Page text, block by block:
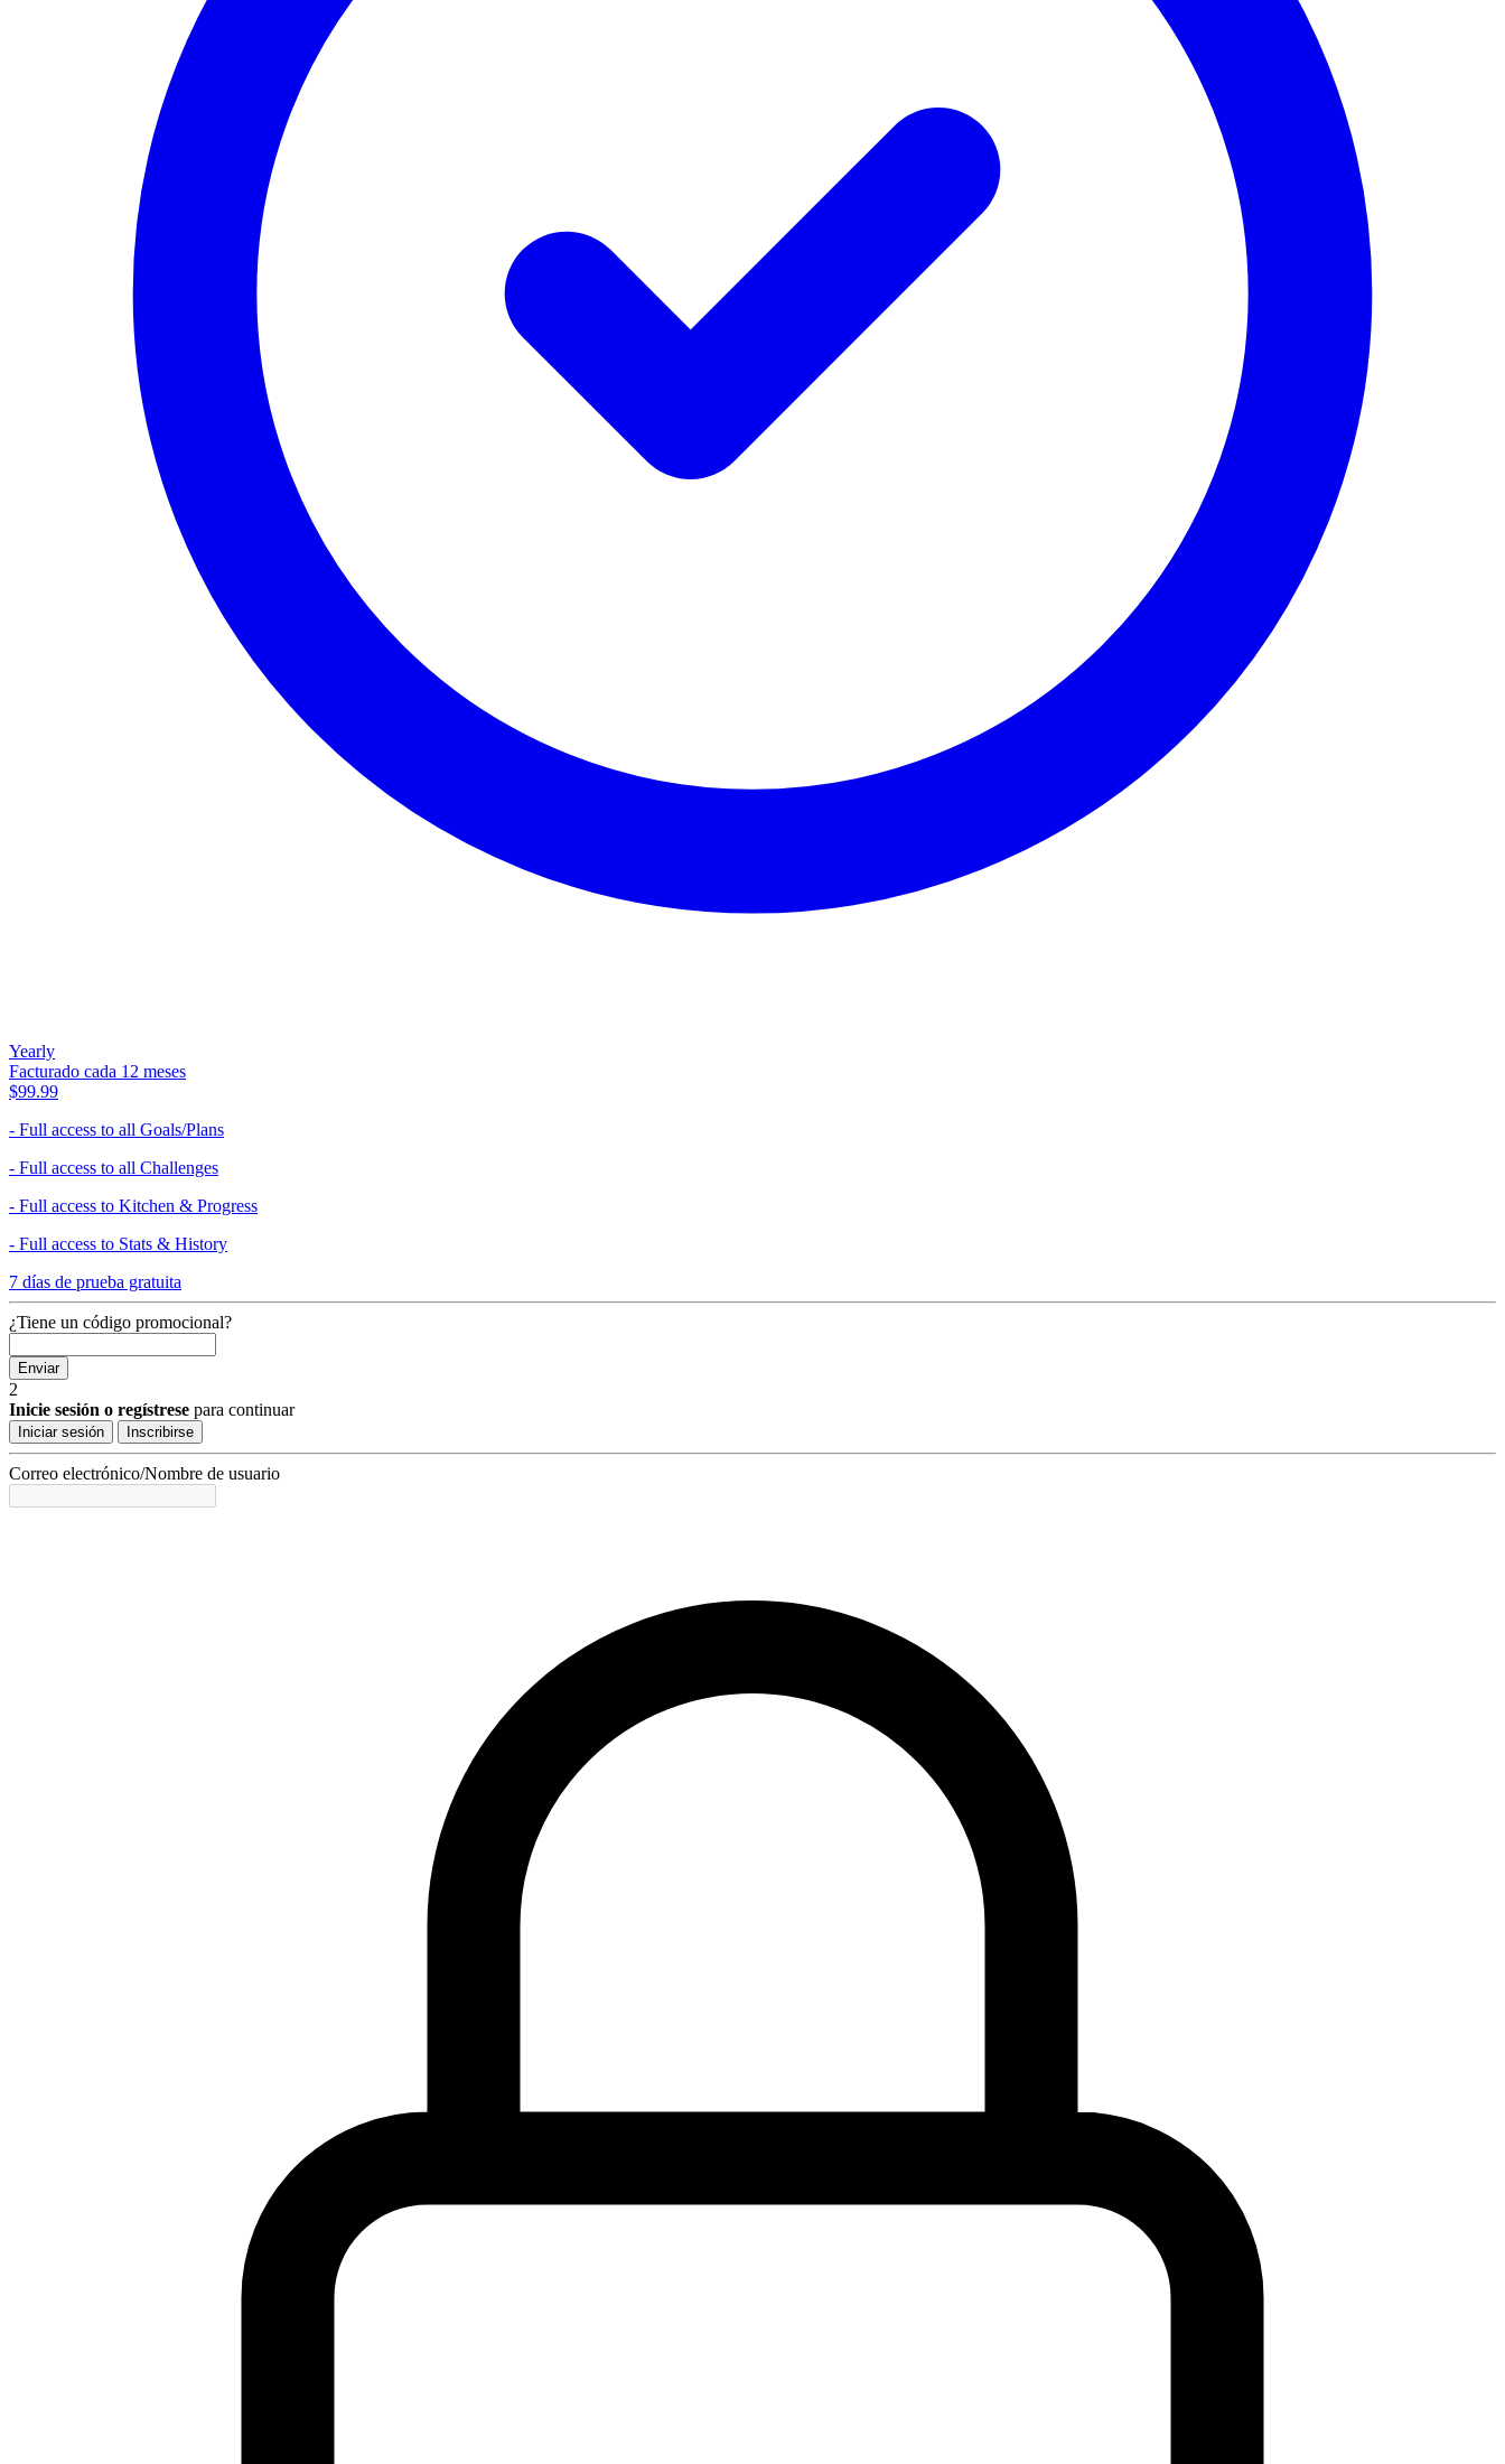
Yearly
Facturado cada 12 meses
$99.99
- Full access to all Goals/Plans
- Full access to all Challenges
- Full access to Kitchen & Progress
- Full access to Stats & History
7 días de prueba gratuita
¿Tiene un código promocional?
Enviar
2
Inicie sesión o regístrese para continuar
Iniciar sesión Inscribirse
Correo electrónico/Nombre de usuario